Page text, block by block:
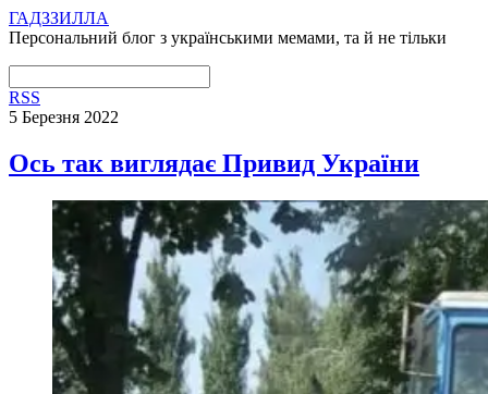
ГАДЗЗИЛЛА
Персональний блог з українськими мемами, та й не тільки
RSS
5 Березня 2022
Ось так виглядає Привид України